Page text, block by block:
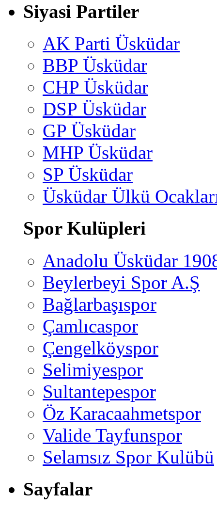
Siyasi Partiler
AK Parti Üsküdar
BBP Üsküdar
CHP Üsküdar
DSP Üsküdar
GP Üsküdar
MHP Üsküdar
SP Üsküdar
Üsküdar Ülkü
Spor Kulüpleri
Anadolu Üsküdar
Beylerbeyi Spor A.Ş
Bağlarbaşıspor
Çamlıcaspor
Çengelköyspor
Selimiyespor
Sultantepespor
Öz Karacaahmetspor
Valide Tayfunspor
Selamsız Spor Kulübü
Sayfalar